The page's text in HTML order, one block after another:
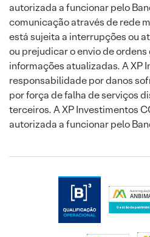
autorizada a funcionar pelo
comunicação através de rede
está sujeita a interrupções ou
ou prejudicar o envio de
informações atualizadas. A XP
responsabilidade por danos
por força de falha de serviços
terceiros. A XP Investimentos
autorizada a funcionar pelo